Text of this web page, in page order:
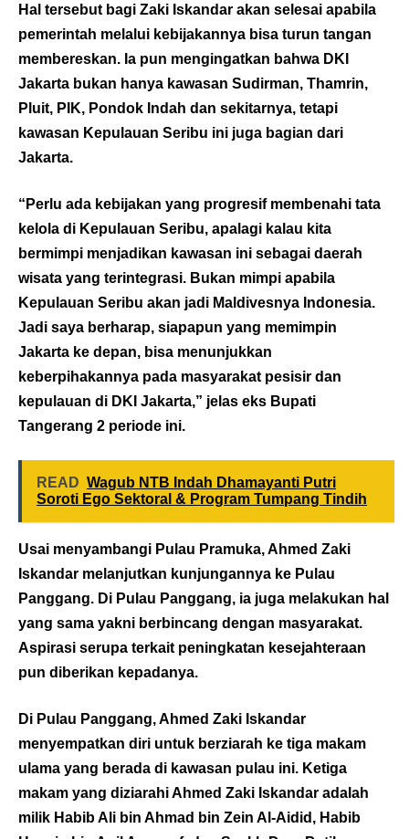
Hal tersebut bagi Zaki Iskandar akan selesai apabila
pemerintah melalui kebijakannya bisa turun tangan
membereskan. Ia pun mengingatkan bahwa DKI
Jakarta bukan hanya kawasan Sudirman, Thamrin,
Pluit, PIK, Pondok Indah dan sekitarnya, tetapi
kawasan Kepulauan Seribu ini juga bagian dari
Jakarta.
“Perlu ada kebijakan yang progresif membenahi tata
kelola di Kepulauan Seribu, apalagi kalau kita
bermimpi menjadikan kawasan ini sebagai daerah
wisata yang terintegrasi. Bukan mimpi apabila
Kepulauan Seribu akan jadi Maldivesnya Indonesia.
Jadi saya berharap, siapapun yang memimpin
Jakarta ke depan, bisa menunjukkan
keberpihakannya pada masyarakat pesisir dan
kepulauan di DKI Jakarta,” jelas eks Bupati
Tangerang 2 periode ini.
READ Wagub NTB Indah Dhamayanti Putri
Soroti Ego Sektoral & Program Tumpang Tindih
Usai menyambangi Pulau Pramuka, Ahmed Zaki
Iskandar melanjutkan kunjungannya ke Pulau
Panggang. Di Pulau Panggang, ia juga melakukan hal
yang sama yakni berbincang dengan masyarakat.
Aspirasi serupa terkait peningkatan kesejahteraan
pun diberikan kepadanya.
Di Pulau Panggang, Ahmed Zaki Iskandar
menyempatkan diri untuk berziarah ke tiga makam
ulama yang berada di kawasan pulau ini. Ketiga
makam yang diziarahi Ahmed Zaki Iskandar adalah
milik Habib Ali bin Ahmad bin Zein Al-Aidid, Habib